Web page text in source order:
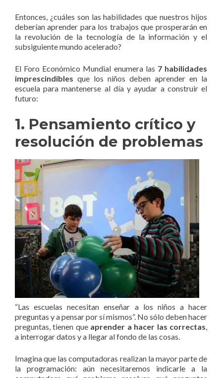
Entonces, ¿cuáles son las habilidades que nuestros hijos
deberían aprender para los trabajos que prosperarán en
la revolución de la tecnología de la información y el
subsiguiente mundo acelerado?
El Foro Económico Mundial enumera las 7 habilidades
imprescindibles que los niños deben aprender en la
escuela para mantenerse al día y ayudar a construir el
futuro:
1. Pensamiento crítico y
resolución de problemas
“Las escuelas necesitan enseñar a los niños a hacer
preguntas y a pensar por sí mismos”. No sólo deben hacer
preguntas, tienen que aprender a hacer las correctas
a interrogar datos y a llegar al fondo de las cosas.
Imagina que las computadoras realizan la mayor parte de
la programación: aún necesitaremos indicarle a la